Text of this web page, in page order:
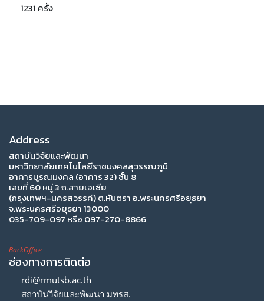
1231 ครั้ง
Address
สถาบันวิจัยและพัฒนา
มหาวิทยาลัยเทคโนโลยีราชมงคลสุวรรณภูมิ
อาคารบูรณมงคล (อาคาร 32) ชั้น 8
เลขที่ 60 หมู่ 3 ถ.สายเอเซีย
(กรุงเทพฯ-นครสวรรค์) ต.หันตรา อ.พระนครศรีอยุธยา
จ.พระนครศรีอยุธยา 13000
035-709-097 หรือ 097-270-8866
BackOffice
ช่องทางการติดต่อ
rdi@rmutsb.ac.th
สถาบันวิจัยและพัฒนา มทรส.